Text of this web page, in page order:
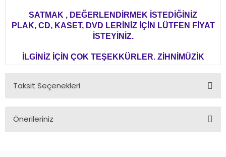
SATMAK , DEĞERLENDİRMEK İSTEDİĞİNİZ
PLAK, CD, KASET, DVD LERİNİZ İÇİN LÜTFEN FİYAT
İSTEYİNİZ.
İLGİNİZ İÇİN ÇOK TEŞEKKÜRLER. ZİHNİMÜZİK
Taksit Seçenekleri
Önerileriniz